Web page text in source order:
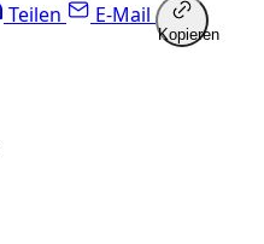
Teilen E-Mail
Kopieren